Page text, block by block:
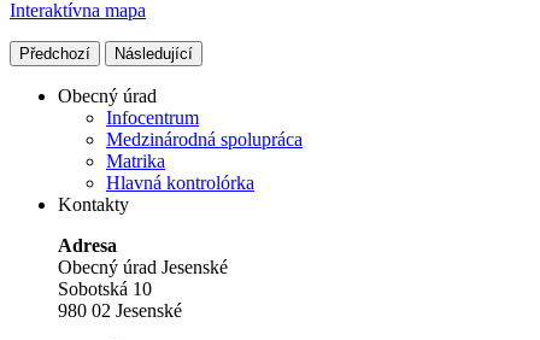
Interaktívna mapa
Předchozí Následující
Obecný úrad
Infocentrum
Medzinárodná spolupráca
Matrika
Hlavná kontrolórka
Kontakty
Adresa
Obecný úrad Jesenské
Sobotská 10
980 02 Jesenské